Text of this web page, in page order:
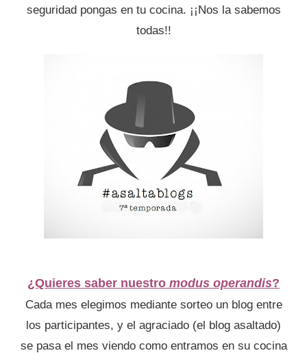
seguridad pongas en tu cocina. ¡¡Nos la sabemos
todas!!
¿Quieres saber nuestro modus operandis?
Cada mes elegimos mediante sorteo un blog entre
los participantes, y el agraciado (el blog asaltado)
se pasa el mes viendo como entramos en su cocina